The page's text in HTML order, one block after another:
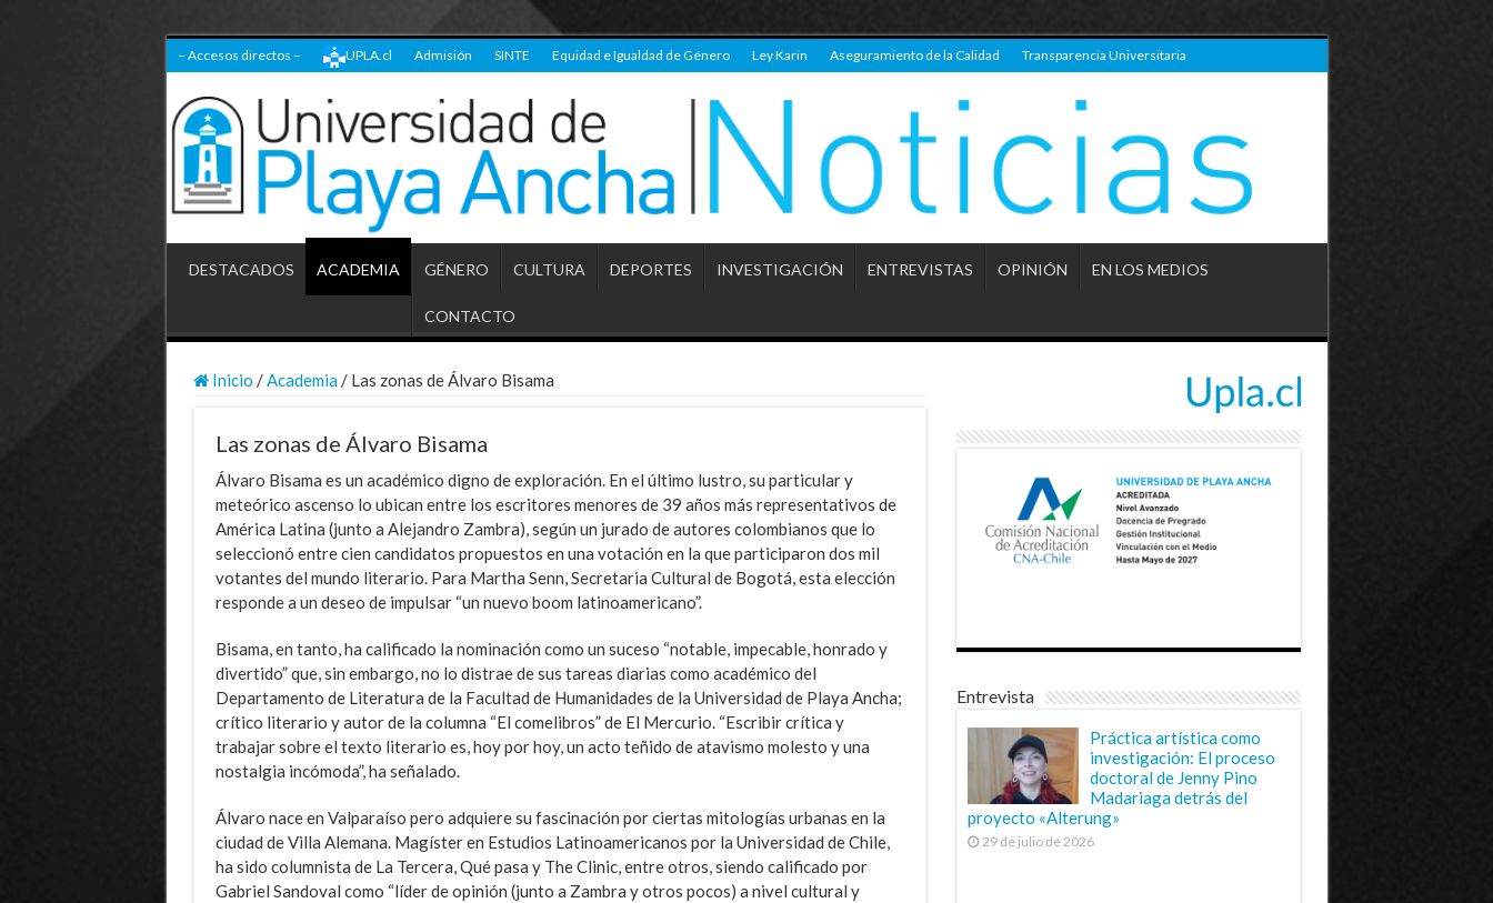
– Accesos directos – UPLA.cl Admisión SINTE Equidad e Igualdad de Género Ley Karin Aseguramiento de la Calidad Transparencia Universitaria
DESTACADOS ACADEMIA GÉNERO CULTURA DEPORTES INVESTIGACIÓN ENTREVISTAS OPINIÓN EN LOS MEDIOS
CONTACTO
Inicio / Academia / Las zonas de Álvaro Bisama
Las zonas de Álvaro Bisama
Álvaro Bisama es un académico digno de exploración. En el último lustro, su particular y
meteórico ascenso lo ubican entre los escritores menores de 39 años más representativos de
América Latina (junto a Alejandro Zambra), según un jurado de autores colombianos que lo
seleccionó entre cien candidatos propuestos en una votación en la que participaron dos mil
votantes del mundo literario. Para Martha Senn, Secretaria Cultural de Bogotá, esta elección
responde a un deseo de impulsar “un nuevo boom latinoamericano”.
Bisama, en tanto, ha calificado la nominación como un suceso “notable, impecable, honrado y
divertido” que, sin embargo, no lo distrae de sus tareas diarias como académico del
Departamento de Literatura de la Facultad de Humanidades de la Universidad de Playa Ancha;
crítico literario y autor de la columna “El comelibros” de El Mercurio. “Escribir crítica y
trabajar sobre el texto literario es, hoy por hoy, un acto teñido de atavismo molesto y una
nostalgia incómoda”, ha señalado.
Álvaro nace en Valparaíso pero adquiere su fascinación por ciertas mitologías urbanas en la
ciudad de Villa Alemana. Magíster en Estudios Latinoamericanos por la Universidad de Chile,
ha sido columnista de La Tercera, Qué pasa y The Clinic, entre otros, siendo calificado por
Gabriel Sandoval como “líder de opinión (junto a Zambra y otros pocos) a nivel cultural y
Entrevista
Práctica artística como
investigación: El proceso
doctoral de Jenny Pino
Madariaga detrás del
proyecto «Alterung»
29 de julio de 2026